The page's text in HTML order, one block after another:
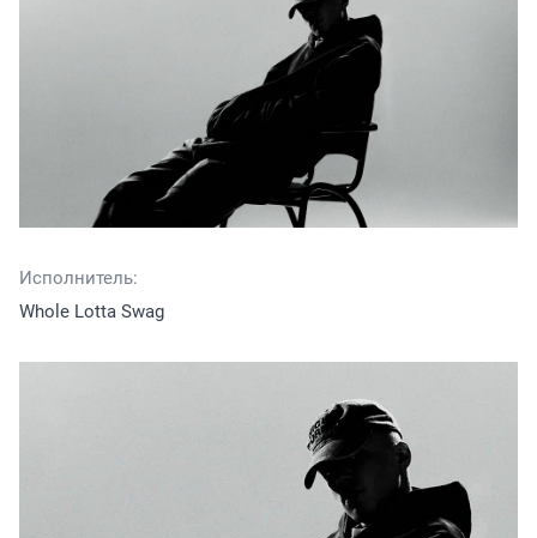
Исполнитель:
Whole Lotta Swag